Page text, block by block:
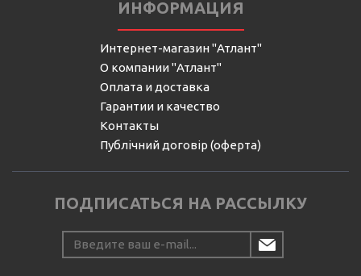
ИНФОРМАЦИЯ
Интернет-магазин "Атлант"
О компании "Атлант"
Оплата и доставка
Гарантии и качество
Контакты
Публічний договір (оферта)
ПОДПИСАТЬСЯ НА РАССЫЛКУ